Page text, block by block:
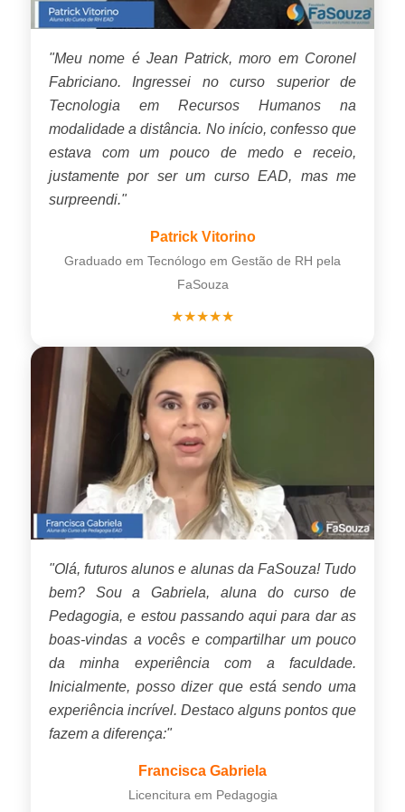
"Meu nome é Jean Patrick, moro em Coronel
Fabriciano. Ingressei no curso superior de
Tecnologia em Recursos Humanos na
modalidade a distância. No início, confesso que
estava com um pouco de medo e receio,
justamente por ser um curso EAD, mas me
surpreendi."
Patrick Vitorino
Graduado em Tecnólogo em Gestão de RH pela
FaSouza
★★★★★
"Olá, futuros alunos e alunas da FaSouza! Tudo
bem? Sou a Gabriela, aluna do curso de
Pedagogia, e estou passando aqui para dar as
boas-vindas a vocês e compartilhar um pouco
da minha experiência com a faculdade.
Inicialmente, posso dizer que está sendo uma
experiência incrível. Destaco alguns pontos que
fazem a diferença:"
Francisca Gabriela
Licencitura em Pedagogia